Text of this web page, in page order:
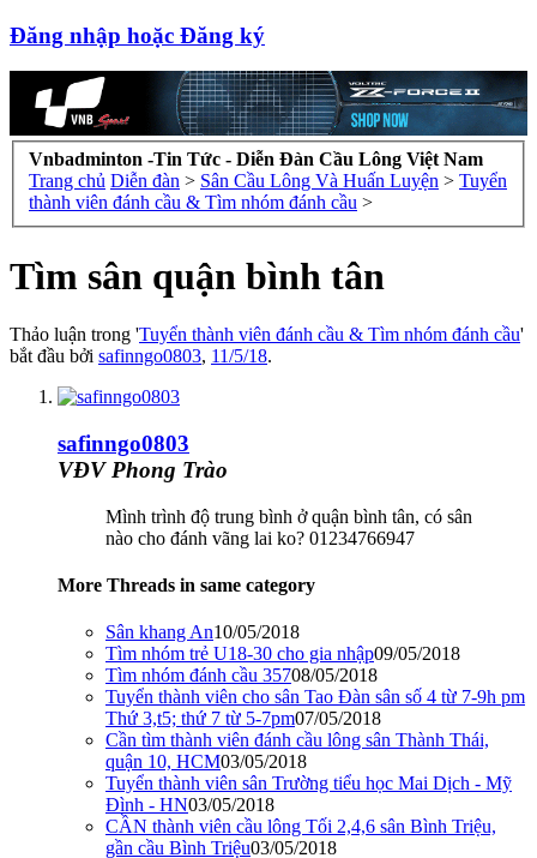
Đăng nhập hoặc Đăng ký
Vnbadminton -Tin Tức - Diễn Đàn Cầu Lông Việt Nam
Trang chủ Diễn đàn > Sân Cầu Lông Và Huấn Luyện > Tuyển
thành viên đánh cầu & Tìm nhóm đánh cầu >
Tìm sân quận bình tân
Thảo luận trong 'Tuyển thành viên đánh cầu & Tìm nhóm đánh cầu'
bắt đầu bởi safinngo0803, 11/5/18.
safinngo0803
VĐV Phong Trào
Mình trình độ trung bình ở quận bình tân, có sân
nào cho đánh vãng lai ko? 01234766947
More Threads in same category
Sân khang An10/05/2018
Tìm nhóm trẻ U18-30 cho gia nhập09/05/2018
Tìm nhóm đánh cầu 35708/05/2018
Tuyển thành viên cho sân Tao Đàn sân số 4 từ 7-9h pm
Thứ 3,t5; thứ 7 từ 5-7pm07/05/2018
Cần tìm thành viên đánh cầu lông sân Thành Thái,
quận 10, HCM03/05/2018
Tuyển thành viên sân Trường tiểu học Mai Dịch - Mỹ
Đình - HN03/05/2018
CẦN thành viên cầu lông Tối 2,4,6 sân Bình Triệu,
gần cầu Bình Triệu03/05/2018